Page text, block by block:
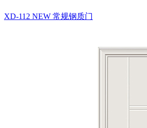
XD-112 NEW 常规钢质门